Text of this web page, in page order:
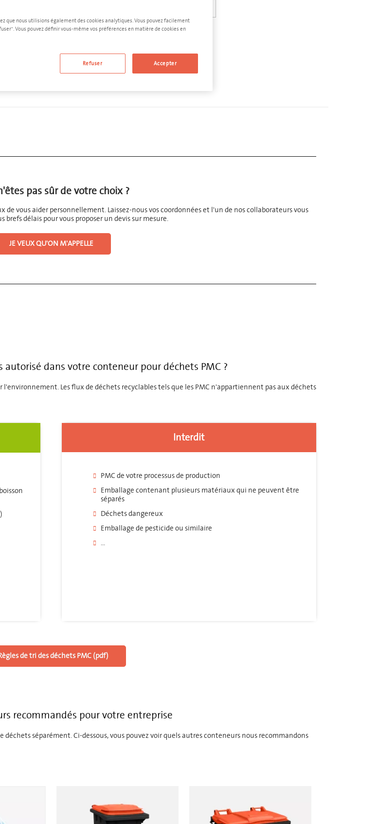
pas sûr de votre choix ?
vous aider personnellement. Laissez-nous vos coordonnées et l'un de nos collaborateurs vous
brefs délais pour vous proposer un devis sur mesure.
JE VEUX QU'ON M'APPELLE
dans votre conteneur pour déchets PMC ?
Les flux de déchets recyclables tels que les PMC n'appartiennent pas aux déchets
Interdit
PMC de votre processus de production
Emballage contenant plusieurs matériaux qui ne peuvent être
séparés
Déchets dangereux
Emballage de pesticide ou similaire
...
de tri des déchets PMC (pdf)
recommandés pour votre entreprise
séparément. Ci-dessous, vous pouvez voir quels autres conteneurs nous recommandons
que nous utilisions également des cookies analytiques. Vous pouvez facilement
Vous pouvez définir vous-même vos préférences en matière de cookies en
Refuser Accepter